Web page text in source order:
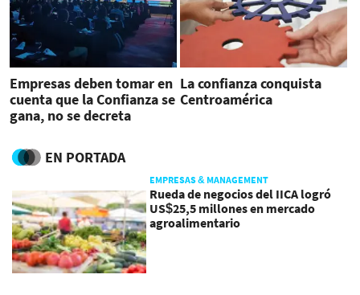
Empresas deben tomar en
cuenta que la Confianza se
gana, no se decreta
La confianza conquista
Centroamérica
EN PORTADA
EMPRESAS & MANAGEMENT
Rueda de negocios del IICA logró
US$25,5 millones en mercado
agroalimentario